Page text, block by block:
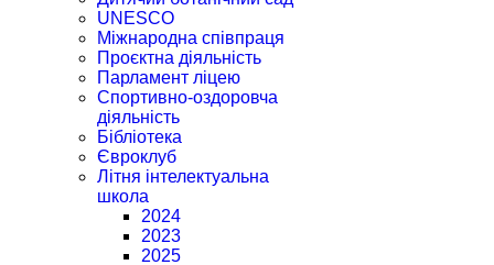
UNESCO
Міжнародна співпраця
Проєктна діяльність
Парламент ліцею
Спортивно-оздоровча
діяльність
Бібліотека
Євроклуб
Літня інтелектуальна
школа
2024
2023
2025